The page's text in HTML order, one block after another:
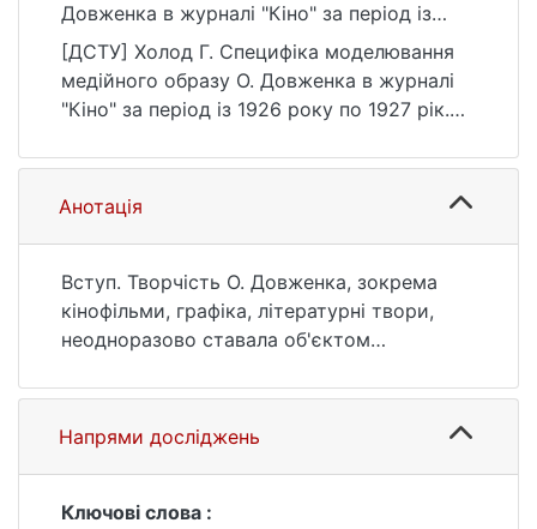
Довженка в журналі "Кіно" за період із
1926 року по 1927 рік. Літературознавчі
студії, 2(67), 150–167.
https://doi.org/10.17721/2520-
6346.2(67).150-167
[ДСТУ] Холод Г. Специфіка моделювання
медійного образу О. Довженка в журналі
"Кіно" за період із 1926 року по 1927 рік.
150—167. DOI: 10.17721/2520-
6346.2(67).150-167 (дата звернення:
25.07.2026).
Анотація
Вступ. Творчість О. Довженка, зокрема
кінофільми, графіка, літературні твори,
неодноразово ставала об'єктом
митця в українській та закордонній пресі
дозволяє створювати загальну картину
визнання його таланту в різних країнах.
Довженка поки що залишається
Напрями досліджень
Ключові слова :